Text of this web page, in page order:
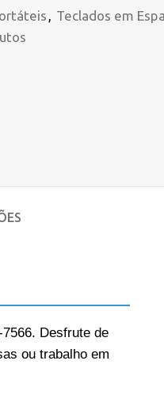
, Teclados em
Desfrute de
ou trabalho em